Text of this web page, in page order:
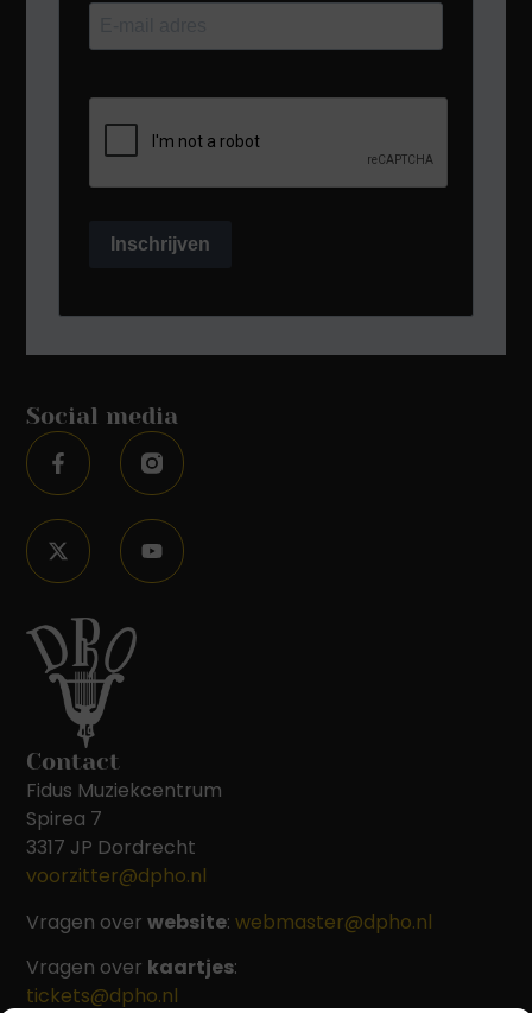
Inschrijven
Contact
Fidus Muziekcentrum
Spirea 7
3317 JP Dordrecht
voorzitter@dpho.nl
Vragen overwebsite:webmaster@dpho.nl
Vragen over kaartjes:
tickets@dpho.nl
Social media